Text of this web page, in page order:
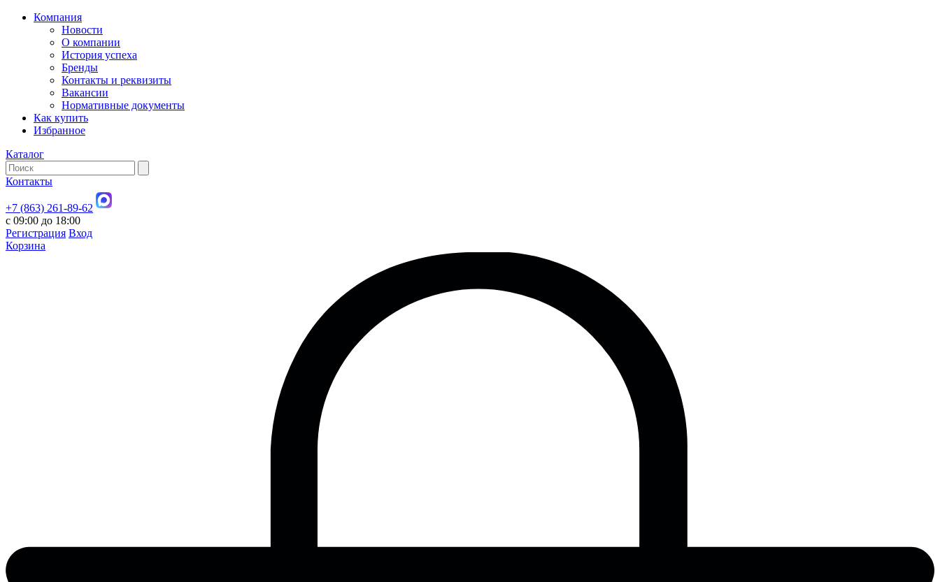
Компания
Новости
О компании
История успеха
Бренды
Контакты и реквизиты
Вакансии
Нормативные документы
Как купить
Избранное
Каталог
Контакты
+7 (863) 261-89-62
с 09:00 до 18:00
Регистрация Вход
Корзина